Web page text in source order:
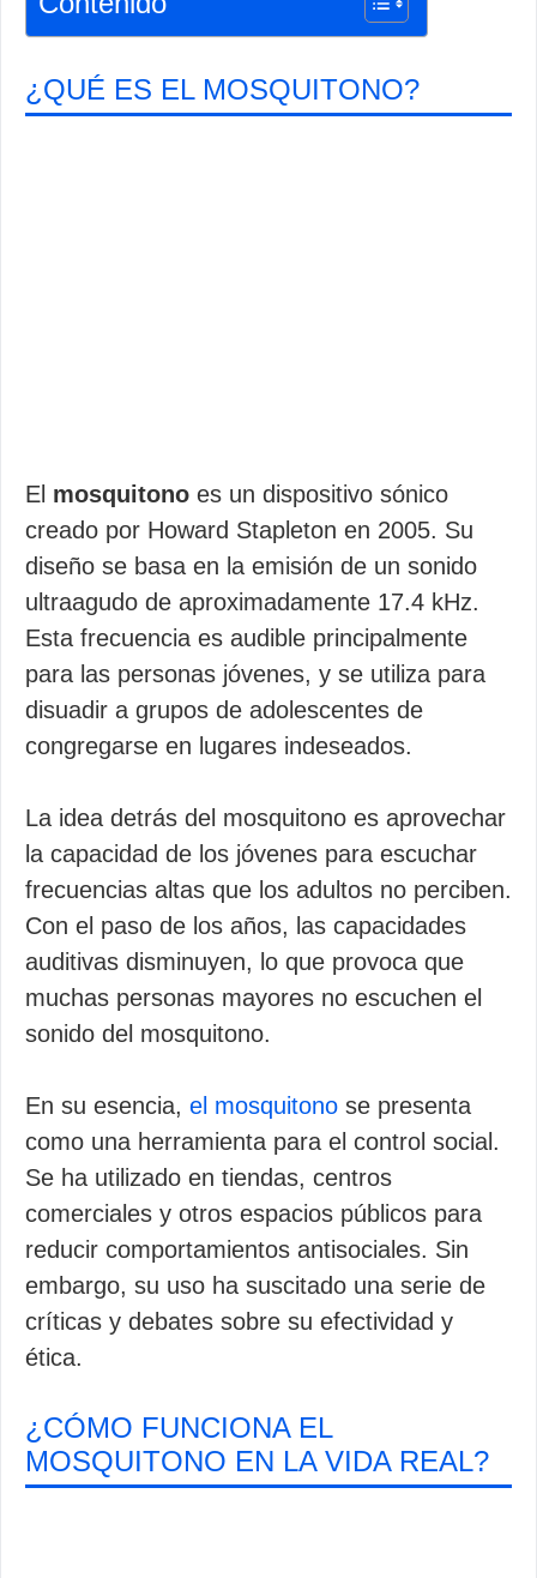
¿QUÉ ES EL MOSQUITONO?
El mosquitono es un dispositivo sónico
creado por Howard Stapleton en 2005. Su
diseño se basa en la emisión de un sonido
ultraagudo de aproximadamente 17.4 kHz.
Esta frecuencia es audible principalmente
para las personas jóvenes, y se utiliza para
disuadir a grupos de adolescentes de
congregarse en lugares indeseados.
La idea detrás del mosquitono es aprovechar
la capacidad de los jóvenes para escuchar
frecuencias altas que los adultos no perciben.
Con el paso de los años, las capacidades
auditivas disminuyen, lo que provoca que
muchas personas mayores no escuchen el
sonido del mosquitono.
En su esencia, el mosquitono se presenta
como una herramienta para el control social.
Se ha utilizado en tiendas, centros
comerciales y otros espacios públicos para
reducir comportamientos antisociales. Sin
embargo, su uso ha suscitado una serie de
críticas y debates sobre su efectividad y
ética.
¿CÓMO FUNCIONA EL
MOSQUITONO EN LA VIDA REAL?